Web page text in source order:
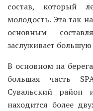
состав, который
молодость. Эта так
основным
заслуживает
В основном на
большая часть
Сувальский
находится более